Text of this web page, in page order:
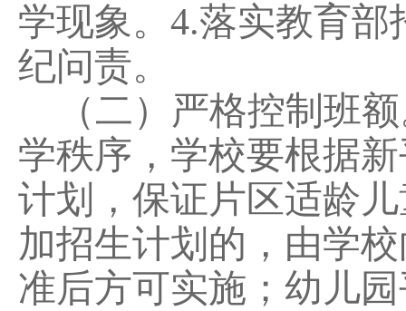
学现象。 4.落实教育部
纪问责。
（二）严格控制班
学秩序，学校要根据
计划，保证片区适龄
加招生计划的，由学
准后方可实施 ；幼儿